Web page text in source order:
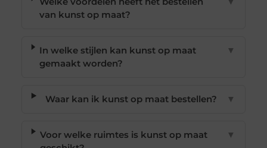
van kunst op maat?
In welke stijlen kan kunst op maat
gemaakt worden?
▼
Waar kan ik kunst op maat bestellen? ▼
Voor welke ruimtes is kunst op maat
▼